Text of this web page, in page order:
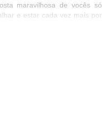
maravilhosa de vocês só
e estar cada vez mais por